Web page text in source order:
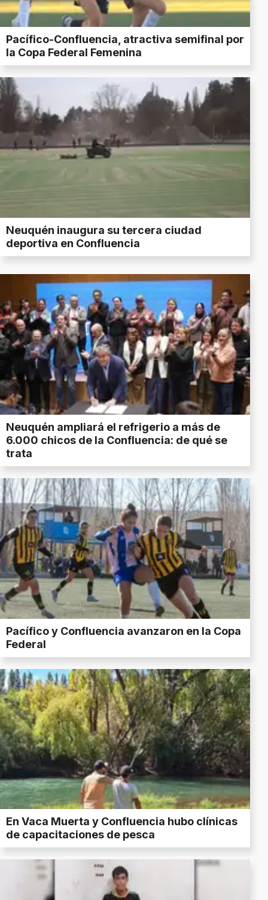
Pacífico-Confluencia, atractiva semifinal por
la Copa Federal Femenina
Neuquén inaugura su tercera ciudad
deportiva en Confluencia
Neuquén ampliará el refrigerio a más de
6.000 chicos de la Confluencia: de qué se
trata
Pacífico y Confluencia avanzaron en la Copa
Federal
En Vaca Muerta y Confluencia hubo clínicas
de capacitaciones de pesca